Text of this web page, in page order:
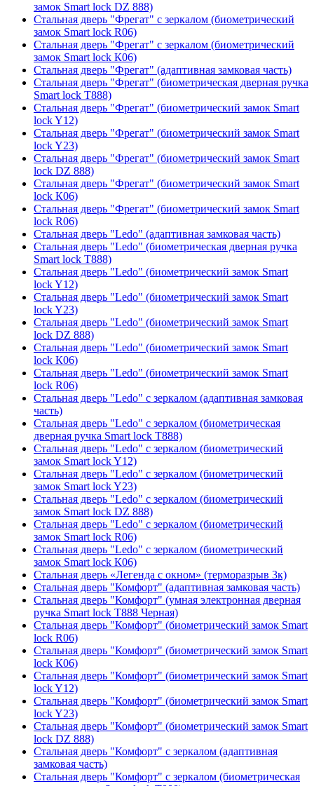
замок Smart lock DZ 888)
Стальная дверь "Фрегат" с зеркалом (биометрический
замок Smart lock R06)
Стальная дверь "Фрегат" с зеркалом (биометрический
замок Smart lock К06)
Стальная дверь "Фрегат" (адаптивная замковая часть)
Стальная дверь "Фрегат" (биометрическая дверная ручка
Smart lock T888)
Стальная дверь "Фрегат" (биометрический замок Smart
lock Y12)
Стальная дверь "Фрегат" (биометрический замок Smart
lock Y23)
Стальная дверь "Фрегат" (биометрический замок Smart
lock DZ 888)
Стальная дверь "Фрегат" (биометрический замок Smart
lock К06)
Стальная дверь "Фрегат" (биометрический замок Smart
lock R06)
Стальная дверь "Ledo" (адаптивная замковая часть)
Стальная дверь "Ledo" (биометрическая дверная ручка
Smart lock T888)
Стальная дверь "Ledo" (биометрический замок Smart
lock Y12)
Стальная дверь "Ledo" (биометрический замок Smart
lock Y23)
Стальная дверь "Ledo" (биометрический замок Smart
lock DZ 888)
Стальная дверь "Ledo" (биометрический замок Smart
lock К06)
Стальная дверь "Ledo" (биометрический замок Smart
lock R06)
Стальная дверь "Ledo" с зеркалом (адаптивная замковая
часть)
Стальная дверь "Ledo" с зеркалом (биометрическая
дверная ручка Smart lock T888)
Стальная дверь "Ledo" с зеркалом (биометрический
замок Smart lock Y12)
Стальная дверь "Ledo" с зеркалом (биометрический
замок Smart lock Y23)
Стальная дверь "Ledo" с зеркалом (биометрический
замок Smart lock DZ 888)
Стальная дверь "Ledo" с зеркалом (биометрический
замок Smart lock R06)
Стальная дверь "Ledo" с зеркалом (биометрический
замок Smart lock К06)
Стальная дверь «Легенда с окном» (терморазрыв 3к)
Стальная дверь "Комфорт" (адаптивная замковая часть)
Стальная дверь "Комфорт" (умная электронная дверная
ручка Smart lock T888 Черная)
Стальная дверь "Комфорт" (биометрический замок Smart
lock R06)
Стальная дверь "Комфорт" (биометрический замок Smart
lock К06)
Стальная дверь "Комфорт" (биометрический замок Smart
lock Y12)
Стальная дверь "Комфорт" (биометрический замок Smart
lock Y23)
Стальная дверь "Комфорт" (биометрический замок Smart
lock DZ 888)
Стальная дверь "Комфорт" с зеркалом (адаптивная
замковая часть)
Стальная дверь "Комфорт" с зеркалом (биометрическая